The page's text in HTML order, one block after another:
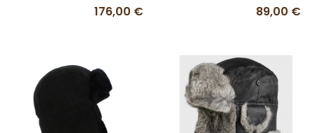
176,00 € 89,00 €